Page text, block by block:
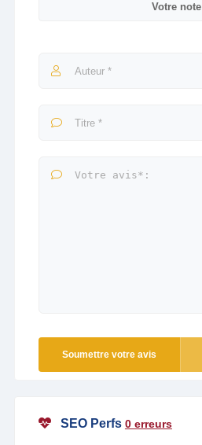
Votre note
Soumettre votre avis
SEO Perfs 0 erreurs